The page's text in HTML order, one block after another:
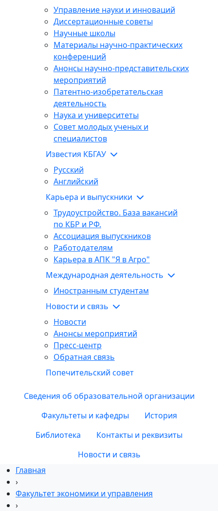
Управление науки и инноваций
Диссертационные советы
Научные школы
Материалы научно-практических
конференций
Анонсы научно-представительских
мероприятий
Патентно-изобретательская
деятельность
Наука и университеты
Совет молодых ученых и
специалистов
Известия КБГАУ
Русский
Английский
Карьера и выпускники
Трудоустройство. База вакансий
по КБР и РФ.
Ассоциация выпускников
Работодателям
Карьера в АПК "Я в Агро"
Международная деятельность
Иностранным студентам
Новости и связь
Новости
Анонсы мероприятий
Пресс-центр
Обратная связь
Попечительский совет
Сведения об образовательной организации
Факультеты и кафедры
История
Библиотека
Контакты и реквизиты
Новости и связь
Главная
›
Факультет экономики и управления
›